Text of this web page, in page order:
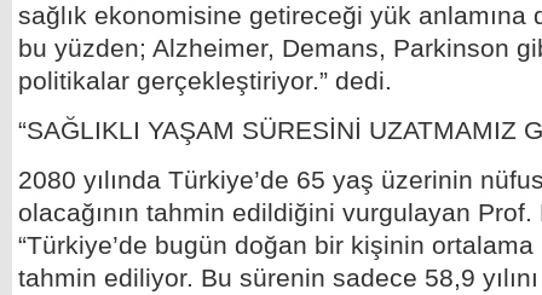
sağlık ekonomisine getireceği yük anlamına
bu yüzden; Alzheimer, Demans, Parkinson
politikalar gerçekleştiriyor.” dedi.
“SAĞLIKLI YAŞAM SÜRESİNİ UZATMAMIZ
2080 yılında Türkiye’de 65 yaş üzerinin
olacağının tahmin edildiğini vurgulayan
“Türkiye’de bugün doğan bir kişinin ortalama
tahmin ediliyor. Bu sürenin sadece 58,9 yılını